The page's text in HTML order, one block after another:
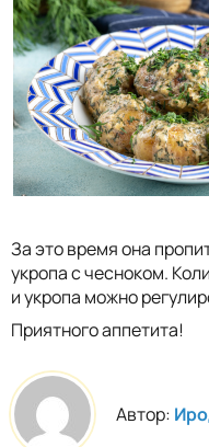
За это время она
укропа с чесноком.
и укропа можно
Приятного аппетита!
Автор: